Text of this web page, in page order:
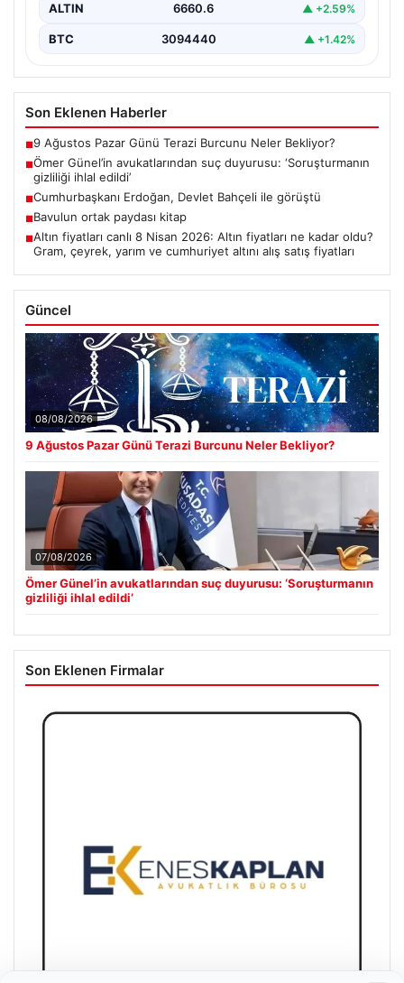
ALTIN 6660.6 ▲ +2.59%
BTC 3094440 ▲ +1.42%
Son Eklenen Haberler
■9 Ağustos Pazar Günü Terazi Burcunu Neler Bekliyor?
■Ömer Günel’in avukatlarından suç duyurusu: ‘Soruşturmanın
gizliliği ihlal edildi’
■Cumhurbaşkanı Erdoğan, Devlet Bahçeli ile görüştü
■Bavulun ortak paydası kitap
■Altın fiyatları canlı 8 Nisan 2026: Altın fiyatları ne kadar oldu?
Gram, çeyrek, yarım ve cumhuriyet altını alış satış fiyatları
Güncel
08/08/2026
9 Ağustos Pazar Günü Terazi Burcunu Neler Bekliyor?
07/08/2026
Ömer Günel’in avukatlarından suç duyurusu: ‘Soruşturmanın
gizliliği ihlal edildi’
Son Eklenen Firmalar